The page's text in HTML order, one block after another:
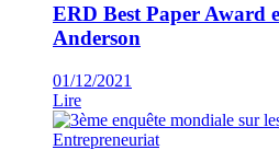
ERD Best Paper Award
Anderson
01/12/2021
Lire
Entrepreneuriat